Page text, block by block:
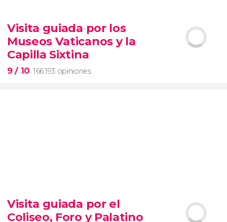
Contrastes de Nueva York
barrios de Queens, el Bronx y Brooklyn
Visita guiada por los
Museos Vaticanos y la
Capilla Sixtina
9/ 10 166.193 opiniones
visita guiada por los Museos Vaticanos y la Capilla
Sixtina
Visita guiada por el
Coliseo, Foro y Palatino